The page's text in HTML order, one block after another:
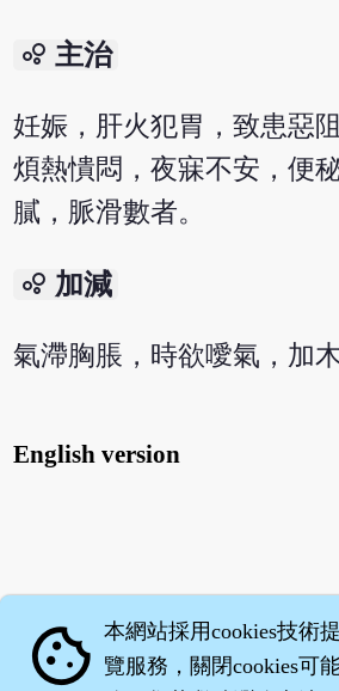
bubble_chart 主治
妊娠，肝火犯胃，致患惡
煩熱憒悶，夜寐不安，便
膩，脈滑數者。
bubble_chart 加減
氣滯胸脹，時欲噯氣，加木
English version
cookie 本網站採用cookies技術
覽服務，關閉cookies可